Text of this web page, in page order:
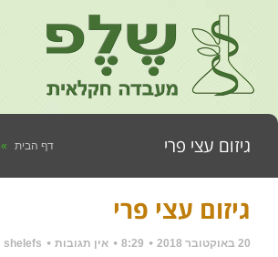
גיזום עצי פרי דף הבית »
גיזום עצי פרי
20 באוקטובר 2018 8:29 אין תגובות shelefs